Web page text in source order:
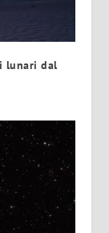
lunari dal